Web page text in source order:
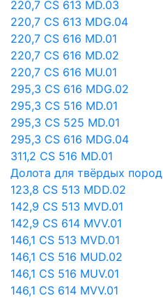
220,7 CS 613 MD.03
220,7 CS 613 MDG.04
220,7 CS 616 MD.01
220,7 CS 616 MD.02
220,7 CS 616 MU.01
295,3 CS 616 MDG.02
295,3 CS 516 MD.01
295,3 CS 525 MD.01
295,3 CS 616 MDG.04
311,2 CS 516 MD.01
Долота для твёрдых пород
123,8 CS 513 MDD.02
142,9 CS 513 MVD.01
142,9 CS 614 MVV.01
146,1 CS 513 MVD.01
146,1 CS 516 MUD.02
146,1 CS 516 MUV.01
146,1 CS 614 MVV.01